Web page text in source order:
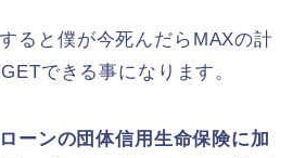
ると僕が今死んだらMAXの計
できる事になります。
ーンの団体信用生命保険に加